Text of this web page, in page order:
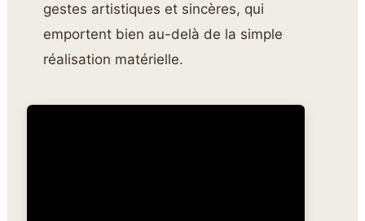
gestes artistiques et sincères, qui
emportent bien au-delà de la simple
réalisation matérielle.